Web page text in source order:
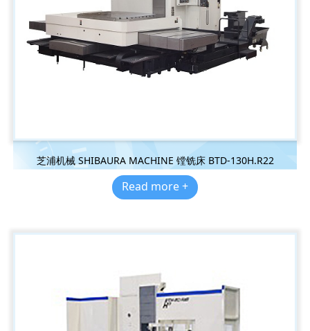
芝浦机械 SHIBAURA MACHINE 镗铣床 BTD-130H.R22
Read more +